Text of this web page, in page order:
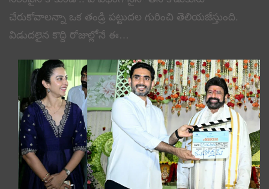
చేరుకోవాలన్నా ఒక తండ్రి పట్టుదల గురించి తెలియజేస్తుంది.
విడుదలైన కొద్ది రోజుల్లోనే ఈ…